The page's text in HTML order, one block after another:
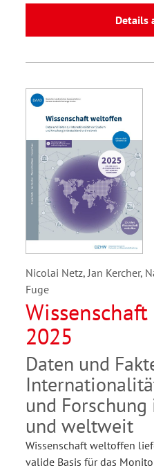
Details
Nicolai Netz, Jan Kercher,
Fuge
2025
Daten und
und
und weltweit
Wissenschaft weltoffen
valide Basis für das